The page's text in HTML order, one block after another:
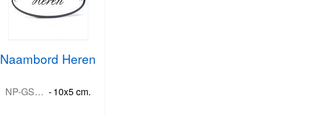
Naambord Heren
NP-GS-HER -10x5 cm.